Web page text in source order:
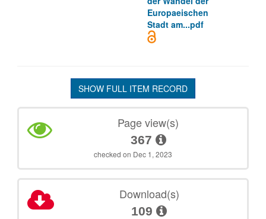
Europaeischen
Stadt am...pdf
SHOW FULL ITEM RECORD
Page view(s)
367
checked on Dec 1, 2023
Download(s)
109